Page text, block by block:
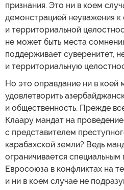
признания. Это ни в коем
демонстрацией неуважения к
и территориальной
не может быть места
поддерживает суверенитет,
и территориальную
Но это оправдание ни в коей
удовлетворить
и общественность. Прежде
Клаару мандат на
с представителем
карабахской земли? Ведь
ограничивается специальным
Евросоюза в конфликтах на
и ни в коем случае не